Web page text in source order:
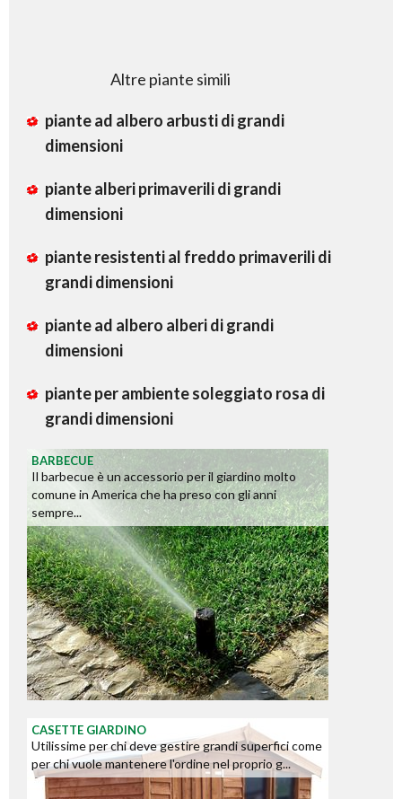
Altre piante simili
piante ad albero arbusti di grandi
dimensioni
piante alberi primaverili di grandi
dimensioni
piante resistenti al freddo primaverili di
grandi dimensioni
piante ad albero alberi di grandi
dimensioni
piante per ambiente soleggiato rosa di
grandi dimensioni
BARBECUE
Il barbecue è un accessorio per il giardino molto
comune in America che ha preso con gli anni
sempre...
CASETTE GIARDINO
Utilissime per chi deve gestire grandi superfici come
per chi vuole mantenere l'ordine nel proprio g...